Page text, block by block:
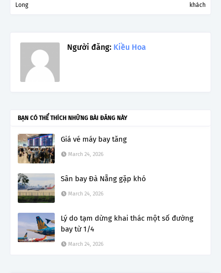
khách
Long
Người đăng: Kiều Hoa
BẠN CÓ THỂ THÍCH NHỮNG BÀI ĐĂNG NÀY
Giá vé máy bay tăng
March 24, 2026
Sân bay Đà Nẵng gặp khó
March 24, 2026
Lý do tạm dừng khai thác một số đường
bay từ 1/4
March 24, 2026